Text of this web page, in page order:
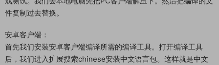
件复制过去替换。
安卓客户端：
首先我们安装安卓客户端编译所需的编译工具。打开编译工具
后，我们进入扩展搜索chinese安装中文语言包。这样就是中文